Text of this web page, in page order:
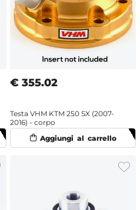
€ 355.02
Testa VHM KTM 250 SX (2007-
2016) - corpo